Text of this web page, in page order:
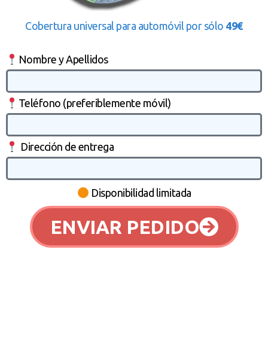
Cobertura universal para automóvil por sólo 49€
Nombre y Apellidos
Teléfono (preferiblemente móvil)
Dirección de entrega
Disponibilidad limitada
ENVIAR PEDIDO